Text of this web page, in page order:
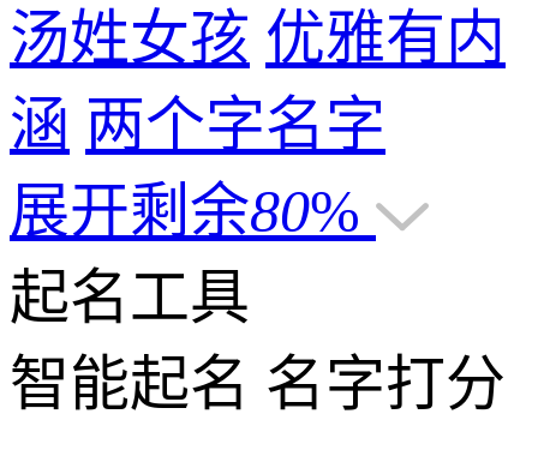
汤姓女孩 优雅有内
涵 两个字名字
展开剩余80%
起名工具
智能起名 名字打分